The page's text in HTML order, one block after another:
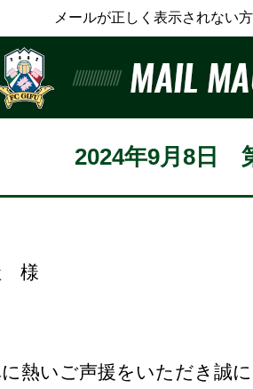
メールが正しく表示されない
2024年9月8日
様
熱いご声援をいただき誠